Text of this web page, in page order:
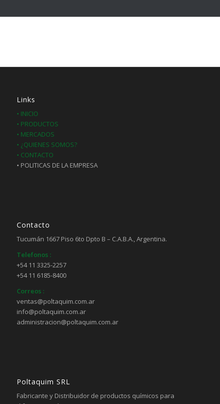
Links
• INICIO
• PRODUCTOS
• MERCADOS
• ¿QUIENES SOMOS?
• CONTACTO
• POLITICAS DE LA EMPRESA
Contacto
Tucumán 1667 Piso 6to Dpto B – C.A.B.A., Argentina.
Telefonos :
+54 11 3325-2257
+54 11 6185-8400
Correos :
ventas@poltaquim.com.ar
info@poltaquim.com.ar
administracion@poltaquim.com.ar
Poltaquim SRL
Fabricante y Distribuidor de productos químicos para